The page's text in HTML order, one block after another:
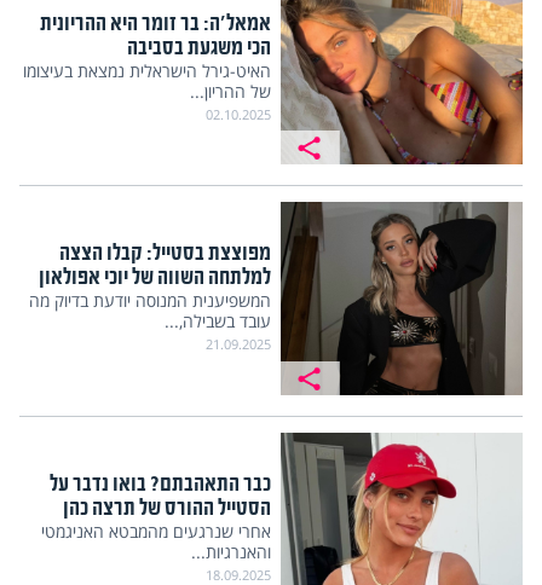
אמאל'ה: בר זומר היא ההריונית
הכי משגעת בסביבה
האיט-גירל הישראלית נמצאת בעיצומו
של ההריון...
02.10.2025
מפוצצת בסטייל: קבלו הצצה
למלתחה השווה של יוכי אפולאון
המשפיענית המנוסה יודעת בדיוק מה
עובד בשבילה,...
21.09.2025
כבר התאהבתם? בואו נדבר על
הסטייל ההורס של תרצה כהן
אחרי שנרגעים מהמבטא האניגמטי
והאנרגיות...
18.09.2025